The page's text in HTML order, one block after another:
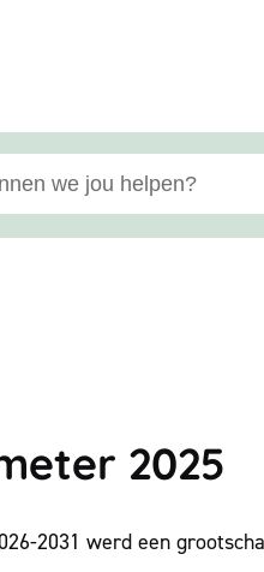
we jou helpen?
2025
2031 werd een